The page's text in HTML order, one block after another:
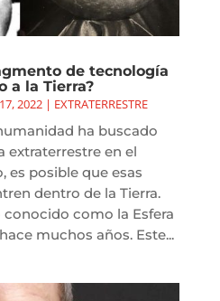
de tecnología
a la Tierra?
2022| EXTRATERRESTRE
ha buscado
extraterrestre en el
es posible que esas
dentro de la Tierra.
como la Esfera
muchos años. Este...